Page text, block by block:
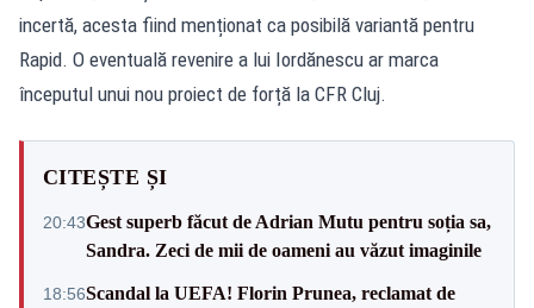
incertă, acesta fiind menționat ca posibilă variantă pentru
Rapid. O eventuală revenire a lui Iordănescu ar marca
începutul unui nou proiect de forță la CFR Cluj.
CITEȘTE ȘI
20:43Gest superb făcut de Adrian Mutu pentru soția sa,
Sandra. Zeci de mii de oameni au văzut imaginile
18:56Scandal la UEFA! Florin Prunea, reclamat de